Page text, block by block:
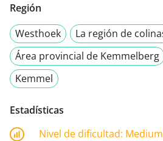
Región
Westhoek
La región de
Área provincial de Kemmelberg
Kemmel
Estadísticas
Nivel de dificultad: